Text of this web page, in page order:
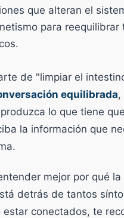
que alteran el
para reequilibrar
de "limpiar el
equilibrada
lo que tiene
la información que
mejor por qué
detrás de tantos
estar conectados, te